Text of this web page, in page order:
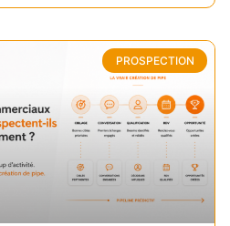
PROSPECTION